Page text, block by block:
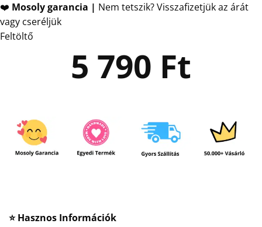
❤️ Mosoly garancia | Nem tetszik? Visszafizetjük az árát
vagy cseréljük
Feltöltő
5 790 Ft
⭐ Hasznos Információk